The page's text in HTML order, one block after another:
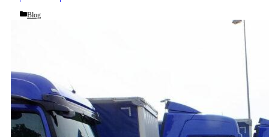
Categories
Blog